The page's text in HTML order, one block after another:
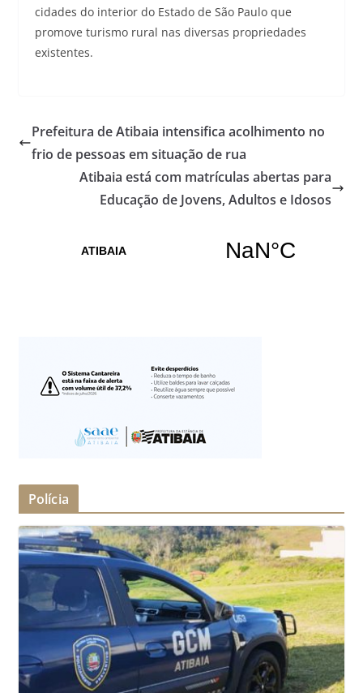
cidades do interior do Estado de São Paulo que
promove turismo rural nas diversas propriedades
existentes.
Prefeitura de Atibaia intensifica acolhimento no
frio de pessoas em situação de rua
Atibaia está com matrículas abertas para
Educação de Jovens, Adultos e Idosos
Polícia